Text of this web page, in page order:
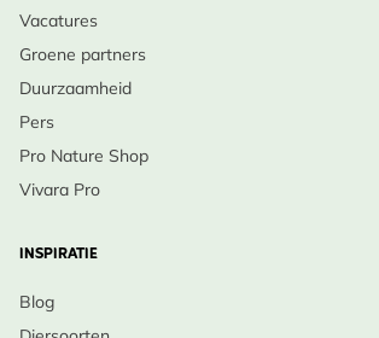
Vacatures
Groene partners
Duurzaamheid
Pers
Pro Nature Shop
Vivara Pro
INSPIRATIE
Blog